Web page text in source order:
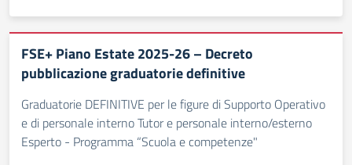
FSE+ Piano Estate 2025-26 – Decreto
pubblicazione graduatorie definitive
Graduatorie DEFINITIVE per le figure di Supporto Operativo
e di personale interno Tutor e personale interno/esterno
Esperto - Programma “Scuola e competenze"